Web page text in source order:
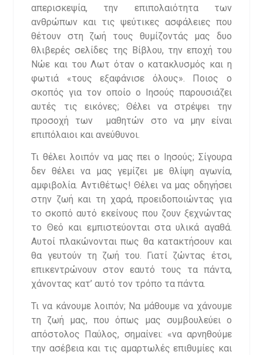
απερισκεψία, την επιπολαιότητα των
ανθρώπων και τις ψεύτικες ασφάλειες που
θέτουν στη ζωή τους θυμίζοντάς μας δυο
θλιβερές σελίδες της Βίβλου, την εποχή του
Νώε και του Λωτ όταν ο κατακλυσμός και η
φωτιά «τους εξαφάνισε όλους». Ποιος ο
σκοπός για τον οποίο ο Ιησούς παρουσιάζει
αυτές τις εικόνες; Θέλει να στρέψει την
προσοχή των μαθητών στο να μην είναι
επιπόλαιοι και ανεύθυνοι.
Τι θέλει λοιπόν να μας πει ο Ιησούς; Σίγουρα
δεν θέλει να μας γεμίζει με θλίψη αγωνία,
αμφιβολία. Αντιθέτως! Θέλει να μας οδηγήσει
στην ζωή και τη χαρά, προειδοποιώντας για
το σκοπό αυτό εκείνους που ζουν ξεχνώντας
το Θεό και εμπιστεύονται στα υλικά αγαθά.
Αυτοί πλακώνονται πως θα κατακτήσουν και
θα γευτούν τη ζωή του. Γιατί ζώντας έτσι,
επικεντρώνουν στον εαυτό τους τα πάντα,
χάνοντας κατ’ αυτό τον τρόπο τα πάντα.
Τι να κάνουμε λοιπόν; Να μάθουμε να χάνουμε
τη ζωή μας, που όπως μας συμβουλεύει ο
απόστολος Παύλος, σημαίνει: «να αρνηθούμε
την ασέβεια και τις αμαρτωλές επιθυμίες και